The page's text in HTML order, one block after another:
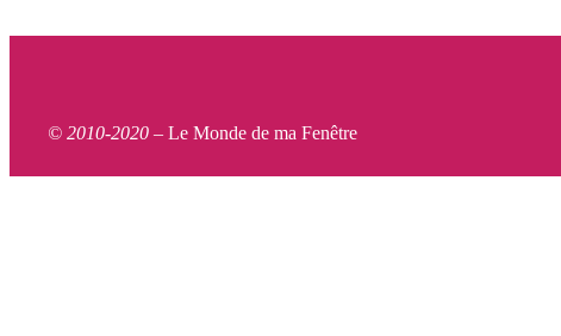
© 2010-2020 – Le Monde de ma Fenêtre